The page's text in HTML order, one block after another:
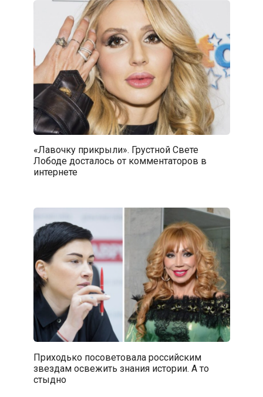
«Лавочку прикрыли». Грустной Свете
Лободе досталось от комментаторов в
интернете
Приходько посоветовала российским
звездам освежить знания истории. А то
стыдно